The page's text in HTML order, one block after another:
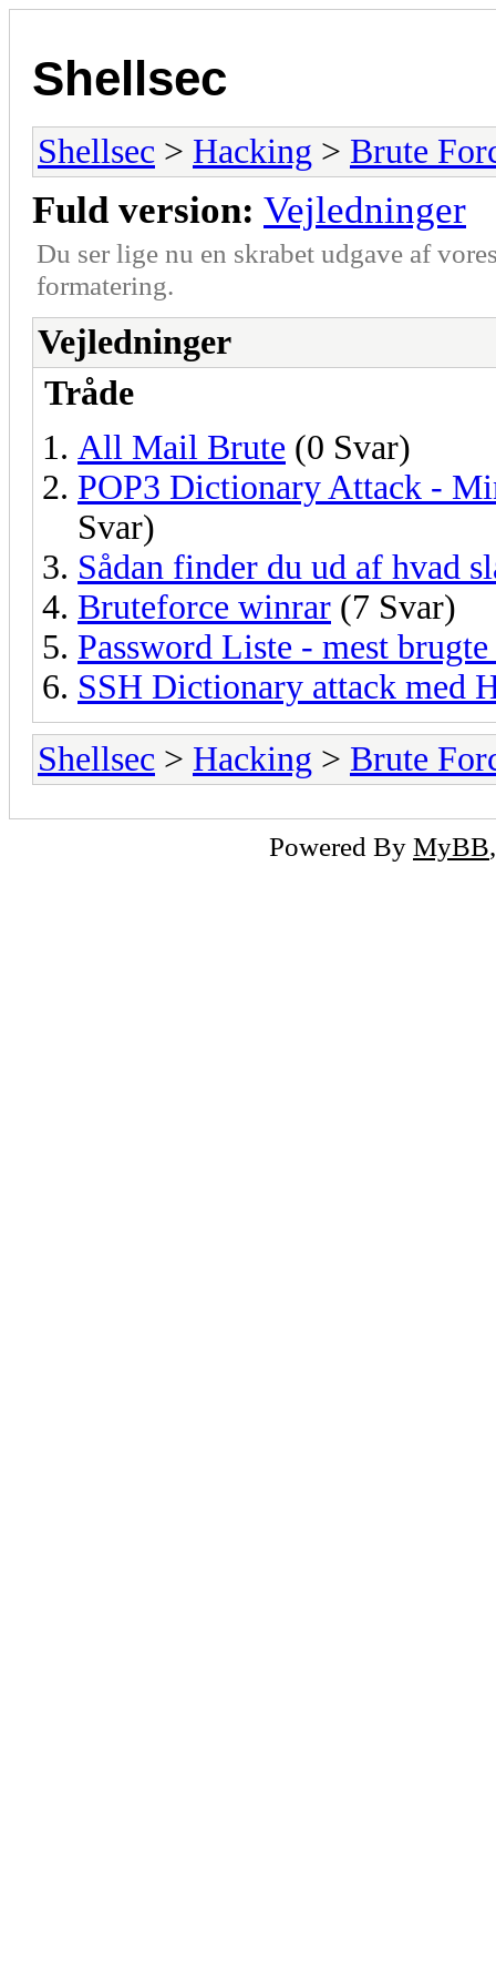
Shellsec
Shellsec > Hacking > Brute
Fuld version: Vejledninger
Du ser lige nu en skrabet udgave af
formatering.
Vejledninger
Tråde
All Mail Brute (0 Svar)
POP3 Dictionary Attack -
Svar)
Sådan finder du ud af hvad
Bruteforce winrar (7 Svar)
Password Liste - mest
SSH Dictionary attack med
Shellsec > Hacking > Brute
Powered By MyBB